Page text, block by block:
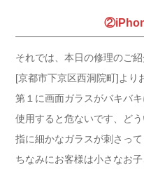
それでは、本日の修理のご
[京都市下京区西洞院町]より
第１に画面ガラスがバキバ
使用すると危ないです、ど
指に細かなガラスが刺さっ
ちなみにお客様は小さなお